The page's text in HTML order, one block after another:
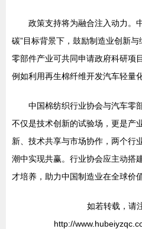
政策支持将为融合注入动力。
碳”目标背景下，鼓励制造业创新
零部件产业可共同申请政府科研项
例如利用再生棉纤维开发汽车轻量
中国棉纺织行业协会与汽车零
不仅是技术创新的试验场，更是产
新、技术共享与市场协作，两个行
潮中实现共赢。行业协会应主动搭
才培养，助力中国制造业在全球价
如若转载，请
http://